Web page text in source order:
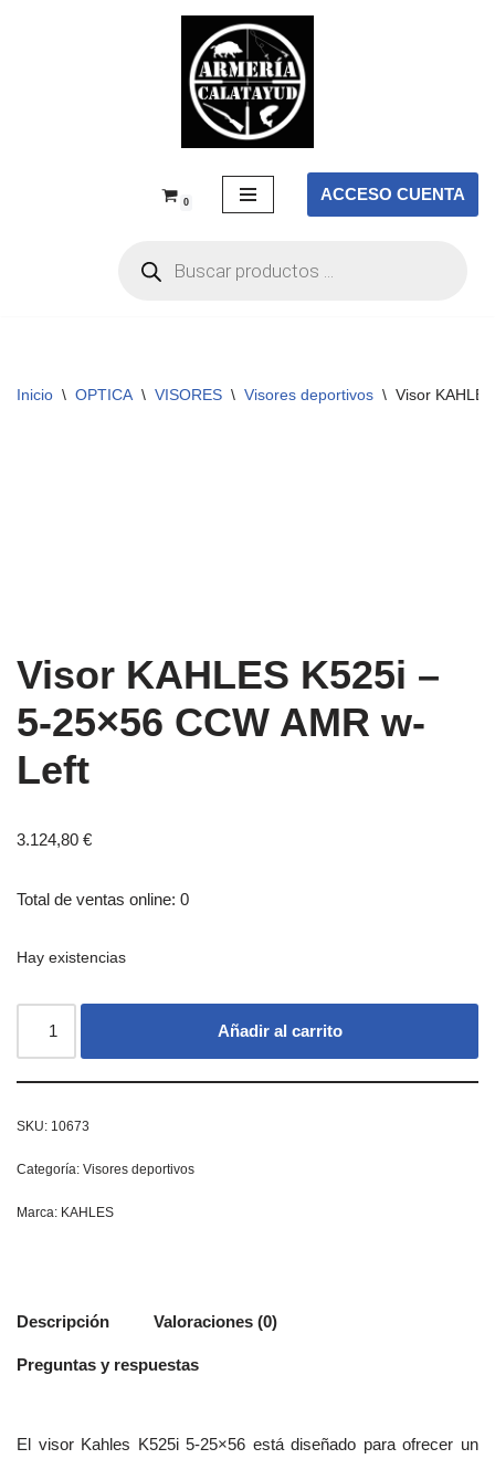
0 ACCESO CUENTA
Inicio \ OPTICA \ VISORES \ Visores deportivos \ Visor
Visor KAHLES K525i –
5-25×56 CCW AMR w-
Left
3.124,80 €
Total de ventas online: 0
Hay existencias
Añadir al carrito
SKU: 10673
Categoría: Visores deportivos
Marca: KAHLES
Descripción Valoraciones (0)
Preguntas y respuestas
El visor Kahles K525i 5-25×56 está diseñado para ofrecer un